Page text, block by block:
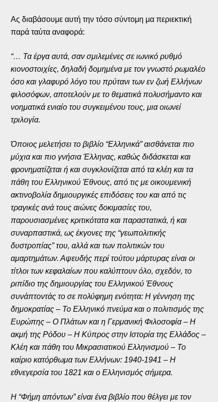
Ας διαβάσουμε αυτή την τόσο σύντομη μα περιεκτική
παρά ταύτα αναφορά:
“… Τα έργα αυτά, σαν σμιλεμένες σε ιωνικό ρυθμό
κιονοστοιχίες, δηλαδή δομημένα με τον γνωστό ρωμαλέο
όσο και γλαφυρό λόγο του πρύτανι των εν ζωή Ελλήνων
φιλοσόφων, αποτελούν με το θεματικά πολυσήμαντο και
νοηματικά ενιαίο του συγκειμένου τους, μια οιωνεί
τριλογία.
Όποιος μελετήσει το βιβλίο “Ελληνικά” αισθάνεται πιο
μύχια και πιο γνήσια Έλληνας, καθώς διδάσκεται και
φρονηματίζεται ή και συγκλονίζεται από τα κλέη και τα
πάθη του Ελληνικού Έθνους, από τις με οικουμενική
ακτινοβολία δημιουργικές επιδόσεις του και από τις
τραγικές ανά τους αιώνες δοκιμασίες του,
παρουσιασμένες κριτικότατα και παραστατικά, ή και
συναρπαστικά, ως έκγονες της “γεωπολιτικής
δυστροπίας” του, αλλά και των πολιτικών του
αμαρτημάτων. Αψευδής περί τούτου μάρτυρας είναι οι
τίτλοι των κεφαλαίων που καλύπτουν όλο, σχεδόν, το
ριπίδιο της δημιουργίας του Ελληνικού Έθνους
συνάπτοντάς το σε πολύφημη ενότητα: Η γέννηση της
δημοκρατίας – Το Ελληνικό πνεύμα και ο πολιτισμός της
Ευρώπης – Ο Πλάτων και η Γερμανική Φιλοσοφία – Η
ακμή της Ρόδου – Η Κύπρος στην Ιστορία της Ελλάδος –
Κλέη και πάθη του Μικρασιατικού Ελληνισμού – Το
καίριο κατόρθωμα των Ελλήνων: 1940-1941 – Η
εθνεγερσία του 1821 και ο Ελληνισμός σήμερα.
Η “Φήμη απόντων” είναι ένα βιβλίο που θέλγει με τον